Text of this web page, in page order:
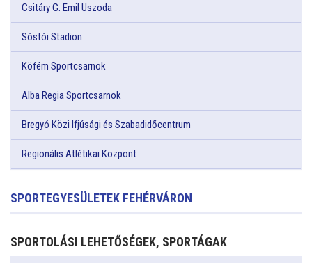
Csitáry G. Emil Uszoda
Sóstói Stadion
Köfém Sportcsarnok
Alba Regia Sportcsarnok
Bregyó Közi Ifjúsági és Szabadidőcentrum
Regionális Atlétikai Központ
SPORTEGYESÜLETEK FEHÉRVÁRON
SPORTOLÁSI LEHETŐSÉGEK, SPORTÁGAK